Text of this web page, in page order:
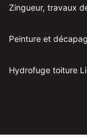
Zingueur, travaux
Peinture et
Hydrofuge toiture